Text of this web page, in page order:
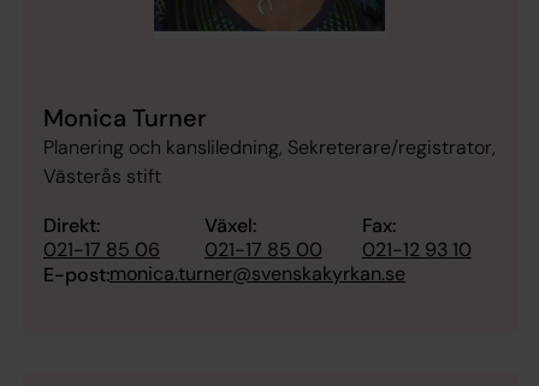
Monica Turner
Planering och kansliledning, Sekreterare/registrator,
Västerås stift
Direkt:
021-17 85 06
Växel:
021-17 85 00
Fax:
021-12 93 10
E-post:monica.turner@svenskakyrkan.se